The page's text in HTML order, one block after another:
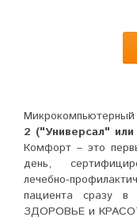
2 ("Универсал"
Комфорт – это
день,
лечебно-
пациента сразу
ЗДОРОВЬЕ и